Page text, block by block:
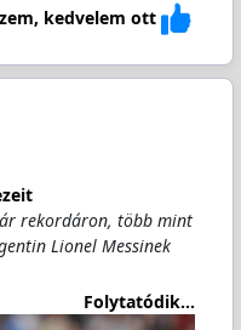
kedvelem ott
rekordáron, több mint
Lionel Messinek
Folytatódik...